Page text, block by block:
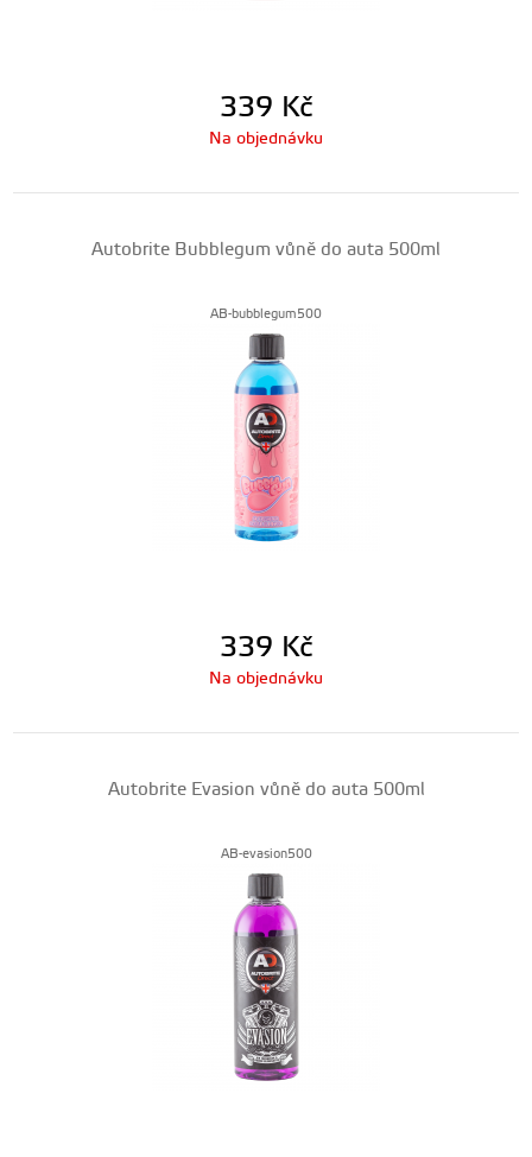
339 Kč
Na objednávku
Autobrite Bubblegum vůně do auta 500ml
AB-bubblegum500
339 Kč
Na objednávku
Autobrite Evasion vůně do auta 500ml
AB-evasion500